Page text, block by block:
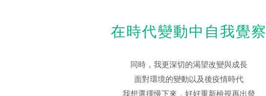
在時代變動中自我覺察
同時，我更深切的渴望改變與成長
面對環境的變動以及後疫情時代
我想選擇慢下來，好好重新檢視再出發